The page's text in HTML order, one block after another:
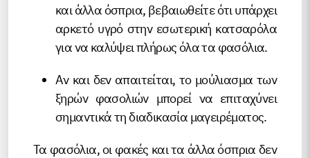
και άλλα όσπρια, βεβαιωθείτε ότι υπάρχει
αρκετό υγρό στην εσωτερική κατσαρόλα
για να καλύψει πλήρως όλα τα φασόλια.
Αν και δεν απαιτείται, το μούλιασμα των
ξηρών φασολιών μπορεί να επιταχύνει
σημαντικά τη διαδικασία μαγειρέματος.
Τα φασόλια, οι φακές και τα άλλα όσπρια δεν